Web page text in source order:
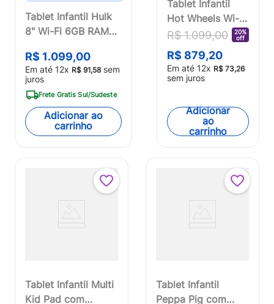
Tablet Infantil Hulk
8" Wi-Fi 6GB RAM
Octa-Core Câmeras
5MP e 2MP Bateria
4000mAh Multi -
NB441
R$ 1.099,00
Em até 12x R$ 91,58sem
juros
Frete Gratis Sul/Sudeste
Adicionar ao
carrinho
Tablet Infantil
Hot Wheels Wi-fi
6GB RAM 64GB
Tela 8 Pol.
Android 13 Octa-
core Multi -
[Reembalado]
R$ 1.099,00
20%
off
R$ 879,20
Em até 12x R$ 73,26
sem juros
Adicionar
ao
carrinho
Tablet Infantil Multi
Kid Pad com
Tablet Infantil
Peppa Pig com